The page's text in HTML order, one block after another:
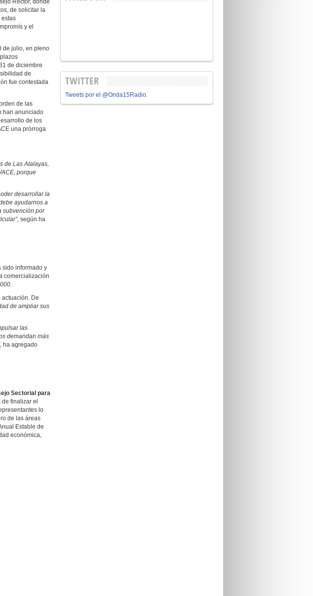
Rector, donde
de solicitar la
estas
y el
de julio, en pleno
de diciembre
de
fue contestada
de las
han anunciado
de los
una prórroga
de Las Atalayas,
porque
desarrollar la
ayudarnos a
subvención por
según ha
sido informado y
comercialización
De
de ampliar sus
las
demandan más
ha agregado
Sectorial para
finalizar el
lo
de las áreas
Estable de
económica,
TWITTER
Tweets por el @Onda15Radio.